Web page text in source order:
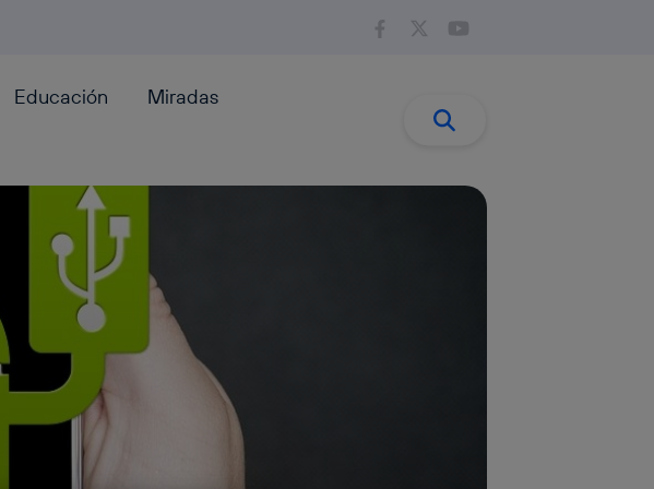
Educación
Miradas
Buscar